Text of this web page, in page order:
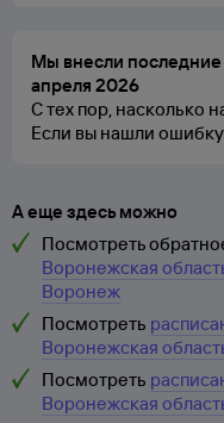
Мы внесли
апреля 2026
С тех пор, насколько
Если вы нашли
А еще здесь можно
Посмотреть
Воронежская
Воронеж
Посмотреть
Воронежская
Посмотреть
Воронежская